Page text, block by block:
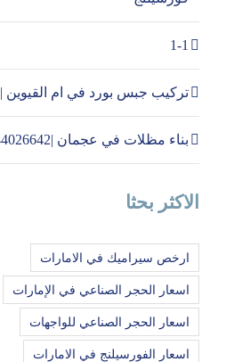
1-1
تركيب جبس بورد في ام القيوين |0544026642
بناء مظلات في عجمان |0544026642| مظلات سيارات
الاكثر بحثا
ارخص سيراميك في الامارات
اسعار الحجر الصناعي في الإمارات
اسعار الحجر الصناعي للواجهات
اسعار الفورسيلنج في الامارات